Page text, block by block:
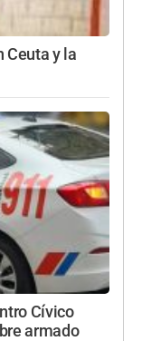
Ceuta y la
Cívico
armado